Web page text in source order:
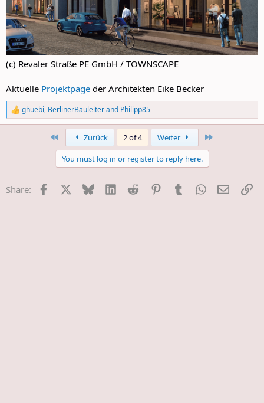
(c) Revaler Straße PE GmbH / TOWNSCAPE
Aktuelle Projektpage der Architekten Eike Becker
R
e
s
ghuebi, BerlinerBauleiterand Philipp85
Zurück 2 of 4 Weiter
You must log in or register to reply here.
Share: Facebook Bluesky LinkedInReddit PinterestTumblrWhatsApp
E-Mail